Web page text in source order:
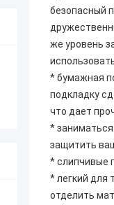
безопасный
же уровень
* бумажная
подкладку
что дает
*
защитить
* слипчивые
* легкий для
отделить